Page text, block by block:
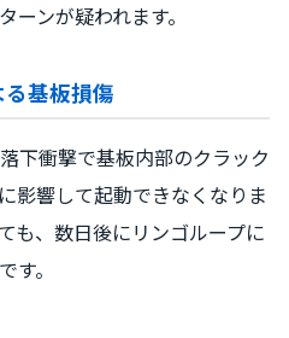
ーンが疑われます。
基板損傷
下衝撃で基板内部のクラック
影響して起動できなくなりま
も、数日後にリンゴループに
す。